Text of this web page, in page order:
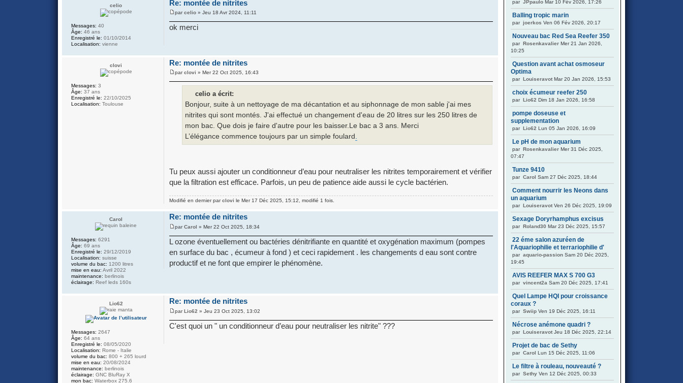
Re: montée de nitrites
parcelio » Jeu 18 Avr 2024, 11:11
ok merci
celio
Messages: 40
Âge: 46 ans
Enregistré le: 01/10/2014
Localisation: vienne
Re: montée de nitrites
parclovi » Mer 22 Oct 2025, 16:43
celio a écrit:
Bonjour, suite à un nettoyage de ma décantation et au siphonnage de mon sable j'ai mes
nitrites qui sont montés. J'ai effectué un changement d'eau de 20 litres sur les 250 litres de
mon bac. Que dois je faire d'autre pour les baisser.Le bac a 3 ans. Merci
L’élégance commence toujours par un simple foulard.
Tu peux aussi ajouter un conditionneur d’eau pour neutraliser les nitrites temporairement et vérifier
que la filtration est efficace. Parfois, un peu de patience aide aussi le cycle bactérien.
Modifié en dernier parclovi le Mer 17 Déc 2025, 15:12, modifié 1 fois.
clovi
Messages: 3
Âge: 37 ans
Enregistré le: 22/10/2025
Localisation: Toulouse
Re: montée de nitrites
parCarol » Mer 22 Oct 2025, 18:34
L ozone éventuellement ou bactéries dénitrifiante en quantité et oxygénation maximum (pompes
en surface du bac , écumeur à fond ) et ceci rapidement . les changements d eau sont contre
productif et ne font que empirer le phénomène.
Carol
Messages: 6291
Âge: 69 ans
Enregistré le: 29/12/2019
Localisation: suisse
volume du bac: 1200 litres
mise en eau: Avril 2022
maintenance: berlinois
éclairage: Reef leds 160s
Re: montée de nitrites
parLio62 » Jeu 23 Oct 2025, 13:02
C'est quoi un " un conditionneur d’eau pour neutraliser les nitrite" ???
Lio62
Messages: 2647
Âge: 64 ans
Enregistré le: 08/05/2020
Localisation: Rome - Italie
volume du bac: 800 + 265 lourd
mise en eau: 20/08/2024
maintenance: berlinois
éclairage: GNC BluRay X
mon bac: Waterbox 275.6
par JPpaulo Mar 10 Fév 2026, 17:26
Balling tropic marin
par joerkos Ven 06 Fév 2026, 20:17
Nouveau bac Red Sea Reefer 350
par Rosenkavalier Mer 21 Jan 2026,
10:25
Question avant achat osmoseur
Optima
par Louiseravot Mar 20 Jan 2026, 15:53
choix écumeur reefer 250
par Lio62 Dim 18 Jan 2026, 16:58
pompe doseuse et
supplementation
par Lio62 Lun 05 Jan 2026, 16:09
Le pH de mon aquarium
par Rosenkavalier Mer 31 Déc 2025,
07:47
Tunze 9410
par Carol Sam 27 Déc 2025, 18:44
Comment nourrir les Neons dans
un aquarium
par Louiseravot Ven 26 Déc 2025, 19:09
Sexage Doryrhamphus excisus
par Roland30 Mar 23 Déc 2025, 15:57
22 éme salon azuréen de
l'Aquariophilie et terrariophilie d'
par aquario-passion Sam 20 Déc 2025,
19:45
AVIS REEFER MAX S 700 G3
par vincent2a Sam 20 Déc 2025, 17:41
Quel Lampe HQI pour croissance
coraux ?
par Swiip Ven 19 Déc 2025, 16:11
Nécrose anémone quadri ?
par Louiseravot Jeu 18 Déc 2025, 22:14
Projet de bac de Sethy
par Carol Lun 15 Déc 2025, 11:06
Le filtre à rouleau, nouveauté ?
par Sethy Ven 12 Déc 2025, 00:33